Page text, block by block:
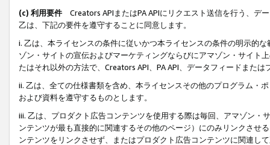
(c) 利用要件 Creators APIまたはPA APIにリクエスト送信を行う、デ
乙は、下記の要件を遵守することに同意します。
i. 乙は、本ライセンスの条件に従いかつ本ライセンスの条件の明示的
ゾン・サイトの宣伝およびマーケティングならびにアマゾン・サイト
たはそれ以外の方法で、Creators API、PA API、データフィードまた
ii. 乙は、全ての仕様書類を含め、本ライセンスその他のプログラム・
および資料を遵守するものとします。
iii. 乙は、プロダクト広告コンテンツを使用する際は毎回、アマゾン
ンテンツが最も直接的に関連するその他のページ）にのみリンクさせ
ンテンツをリンクさせず、またはプロダクト広告コンテンツに関連し